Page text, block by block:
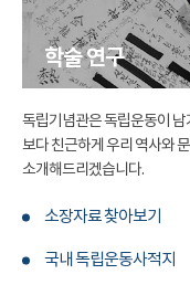
학술 연구
독립기념관은 독립운동이
보다 친근하게 우리 역사와
소개해드리겠습니다.
소장자료 찾아보기
국내 독립운동사적지